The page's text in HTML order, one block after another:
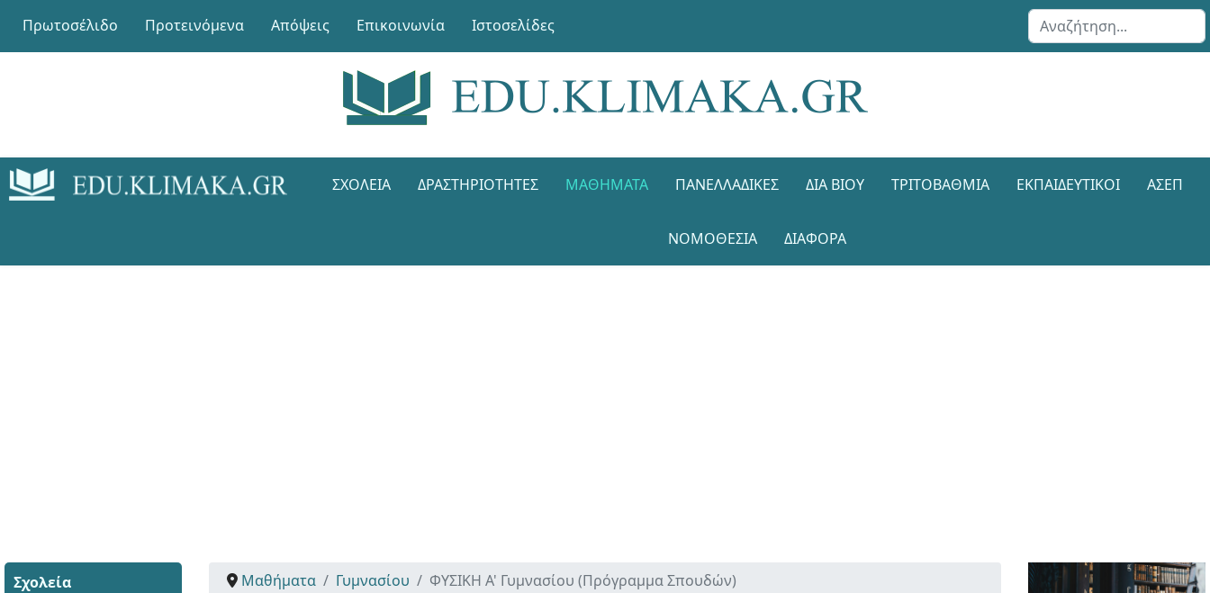
Πρωτοσέλιδο Προτεινόμενα Απόψεις Επικοινωνία Ιστοσελίδες Αναζήτηση...
ΣΧΟΛΕΊΑ ΔΡΑΣΤΗΡΙΌΤΗΤΕΣ ΜΑΘΉΜΑΤΑ ΠΑΝΕΛΛΑΔΙΚΈΣ ΔΙΑ ΒΊΟΥ ΤΡΙΤΟΒΆΘΜΙΑ ΕΚΠΑΙΔΕΥΤΙΚΟΊ ΑΣΕΠ
ΝΟΜΟΘΕΣΊΑ ΔΙΑΦΟΡΑ
Σχολεία Μαθήματα Γυμνασίου ΦΥΣΙΚΗ Α' Γυμνασίου (Πρόγραμμα Σπουδών)